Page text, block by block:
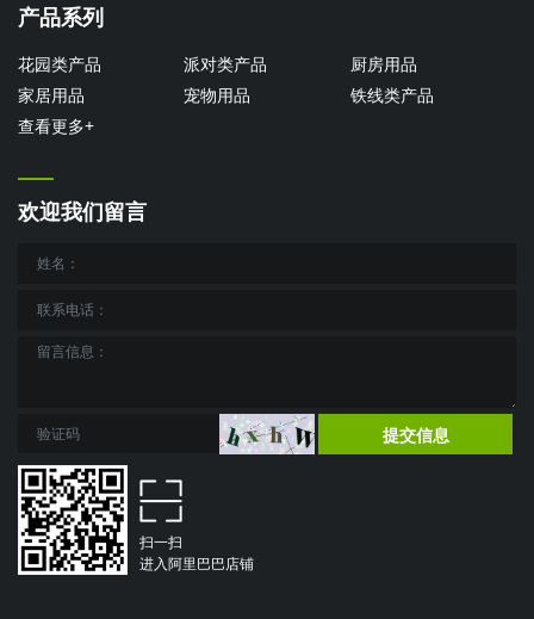
产品系列
花园类产品 派对类产品
厨房用品
家居用品
宠物用品
铁线类产品
查看更多+
欢迎我们留言
提交信息
扫一扫
进入阿里巴巴店铺